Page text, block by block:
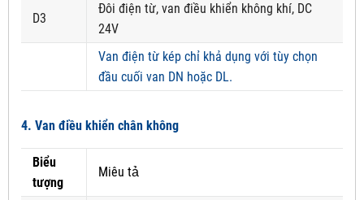
D3
Đôi điện từ, van điều khiển không khí, DC
24V
Van điện từ kép chỉ khả dụng với tùy chọn
đầu cuối van DN hoặc DL.
4. Van điều khiển chân không
Biểu
tượng
Miêu tả